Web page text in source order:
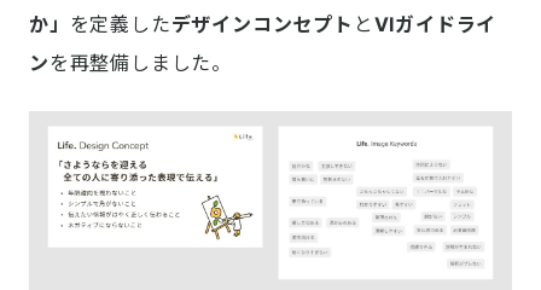
か」 を定義したデザインコンセプト と VIガイドライ
ンを再整備しました。